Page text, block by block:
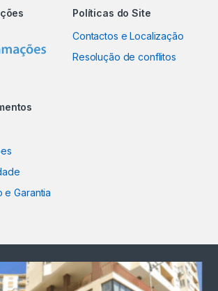
Políticas do Site
Contactos e Localização
Resolução de conflitos
e Garantia